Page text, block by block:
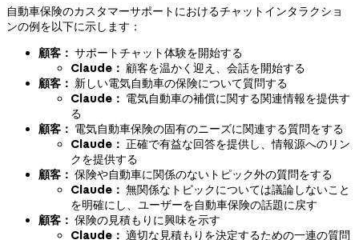
自動車保険のカスタマーサポートにおけるチャットインタラクショ
ンの例を以下に示します：
顧客： サポートチャット体験を開始する
Claude： 顧客を温かく迎え、会話を開始する
顧客： 新しい電気自動車の保険について質問する
Claude： 電気自動車の補償に関する関連情報を提供す
る
顧客： 電気自動車保険の固有のニーズに関連する質問をする
Claude： 正確で有益な回答を提供し、情報源へのリン
クを提供する
顧客： 保険や自動車に関係のないトピック外の質問をする
Claude： 無関係なトピックについては議論しないこと
を明確にし、ユーザーを自動車保険の話題に戻す
顧客： 保険の見積もりに興味を示す
Claude： 適切な見積もりを決定するための一連の質問